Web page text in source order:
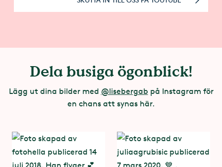
Dela busiga ögonblick!
Lägg ut dina bilder med @lisebergab på Instagram för
en chans att synas här.